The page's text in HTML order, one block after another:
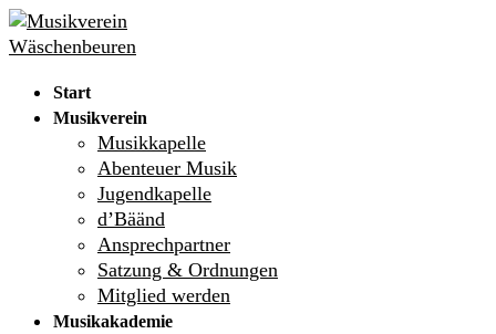
Skip
to
Menu
Close
Start
Musikverein
Musikkapelle
Abenteuer Musik
Jugendkapelle
d’Bäänd
Ansprechpartner
Satzung & Ordnungen
Mitglied werden
Musikakademie